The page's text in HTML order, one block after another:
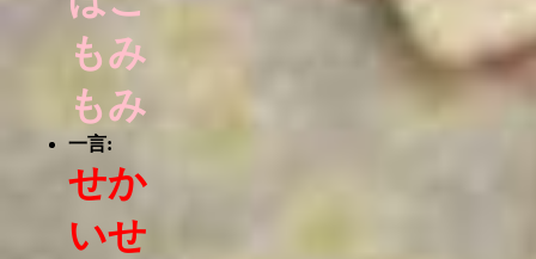
もみ
もみ
一言:
せか
いせ